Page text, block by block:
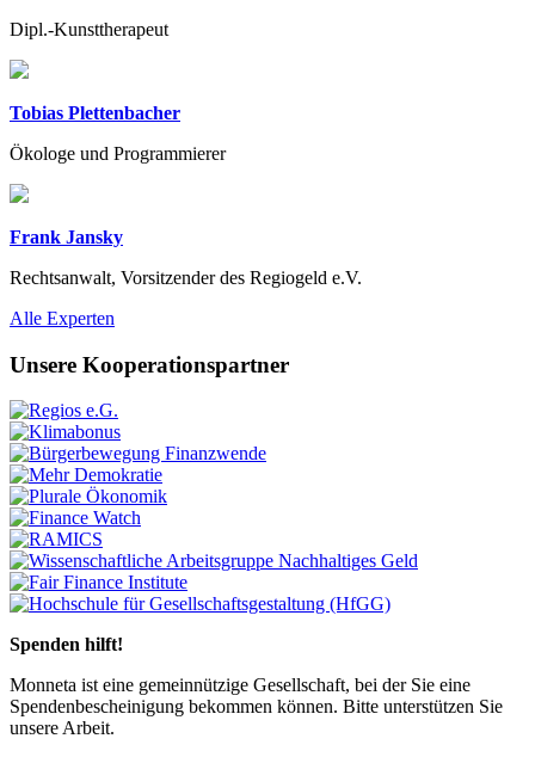
Dipl.-Kunsttherapeut
Tobias Plettenbacher
Ökologe und Programmierer
Frank Jansky
Rechtsanwalt, Vorsitzender des Regiogeld e.V.
Previous
Next
Alle Experten
Unsere Kooperationspartner
Spenden hilft!
Monneta ist eine gemeinnützige Gesellschaft, bei der Sie eine
Spendenbescheinigung bekommen können. Bitte unterstützen Sie
unsere Arbeit.